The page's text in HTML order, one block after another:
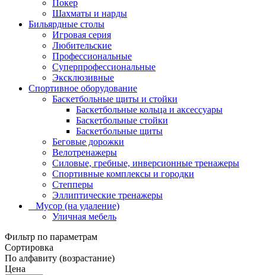
Покер
Шахматы и нарды
Бильярдные столы
Игровая серия
Любительские
Профессиональные
Суперпрофессиональные
Эксклюзивные
Спортивное оборудование
Баскетбольные щиты и стойки
Баскетбольные кольца и аксессуары
Баскетбольные стойки
Баскетбольные щиты
Беговые дорожки
Велотренажеры
Силовые, гребные, инверсионные тренажеры
Спортивные комплексы и городки
Степперы
Эллиптические тренажеры
_ Мусор (на удаление)
Уличная мебель
Фильтр по параметрам
Сортировка
По алфавиту (возрастание)
Цена